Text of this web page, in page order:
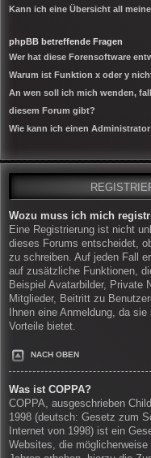
Kann ich eine Übersicht all
phpBB betreffende Fragen
Wer hat diese Forensoftware
Warum ist Funktion x oder y
An wen soll ich mich wenden,
diesem Forum gibt?
Wie kann ich einen
Wozu muss ich mich
Eine Registrierung ist nicht
dieses Forums entscheidet,
zu schreiben. Auf jeden Fall
auf zusätzliche Funktionen,
Beispiel Avatarbilder, Private
Mitglieder, Beitritt zu
Ihnen eine Anmeldung, da
Vorteile bietet.
NACH OBEN
Was ist COPPA?
COPPA, ausgeschrieben
1998 (deutsch: Gesetz zum
Internet von 1998) ist ein
Websites, die